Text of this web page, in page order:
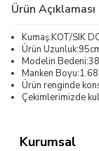
Ürün Açıklaması
Kumaş:KOT/SIK
Ürün
Modelin
Manken
Ürün renginde
Çekimlerimizde
Kurumsal